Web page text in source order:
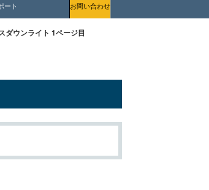
ート
使用いただくためにお問い合わせ
ダウンライト 1ページ目